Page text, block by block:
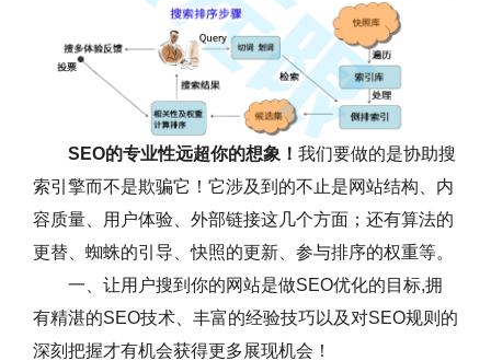
SEO的专业性远超你的想象！ 我们要做的是协助搜
索引擎而不是欺骗它！它涉及到的不止是网站结构、内
容质量、用户体验、外部链接这几个方面；还有算法的
更替、蜘蛛的引导、快照的更新、参与排序的权重等。
一、让用户搜到你的网站是做SEO优化的目标,拥
有精湛的SEO技术、丰富的经验技巧以及对SEO规则的
深刻把握才有机会获得更多展现机会！